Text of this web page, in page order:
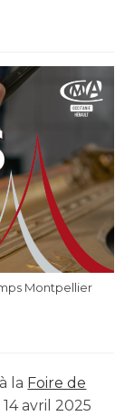
Montpellier
la Foire de
14 avril 2025